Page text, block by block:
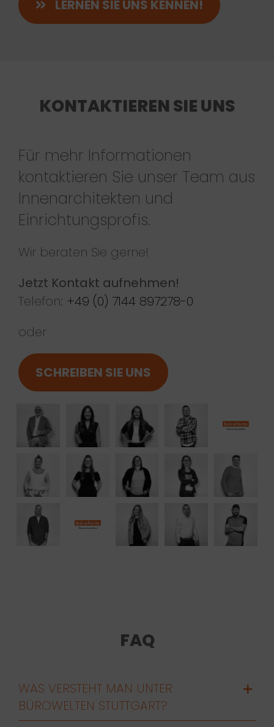
LERNEN SIE UNS KENNEN!
KONTAKTIEREN SIE UNS
Für mehr Informationen
kontaktieren Sie unser Team aus
Innenarchitekten und
Einrichtungsprofis.
Wir beraten Sie gerne!
Jetzt Kontakt aufnehmen!
Telefon: +49 (0) 7144 897278-0
oder
SCHREIBEN SIE UNS
FAQ
WAS VERSTEHT MAN UNTER
BÜROWELTEN STUTTGART?